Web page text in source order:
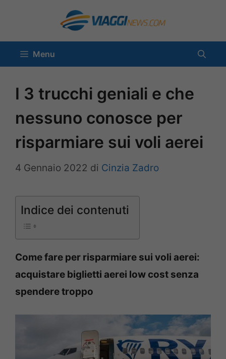
contenuto
Menu
I 3 trucchi geniali e che
nessuno conosce per
risparmiare sui voli aerei
4 Gennaio 2022 di Cinzia Zadro
Indice dei contenuti
Come fare per risparmiare sui voli aerei:
acquistare biglietti aerei low cost senza
spendere troppo